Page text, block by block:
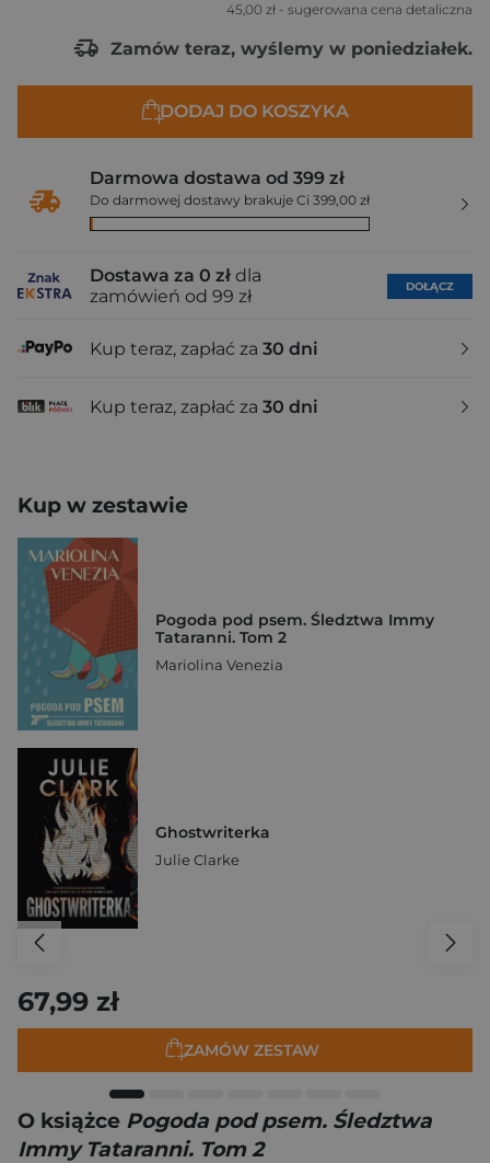
45,00 zł - sugerowana cena detaliczna
Zamów teraz, wyślemy w poniedziałek.
DODAJ DO KOSZYKA
Darmowa dostawa od 399 zł
Do darmowej dostawy brakuje Ci 399,00 zł
Dostawa za 0 zł dla
zamówień od 99 zł
DOŁĄCZ
Kup teraz, zapłać za 30 dni
Kup teraz, zapłać za 30 dni
Kup w zestawie
Pogoda pod psem. Śledztwa Immy
Tataranni. Tom 2
Mariolina Venezia
Ghostwriterka
Julie Clarke
67,99 zł
ZAMÓW ZESTAW
O książce Pogoda pod psem. Śledztwa
Immy Tataranni. Tom 2